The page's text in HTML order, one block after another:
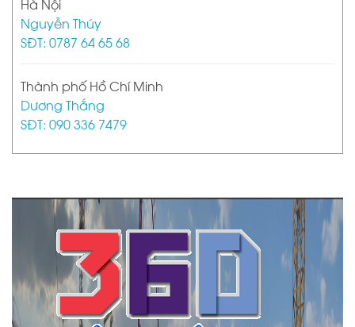
Nguyễn Thúy
SĐT: 0787 64 65 68
Thành phố Hồ Chí Minh
Dương Thắng
SĐT: 090 336 7479